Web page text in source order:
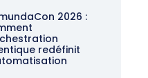
2026 :
redéfinit